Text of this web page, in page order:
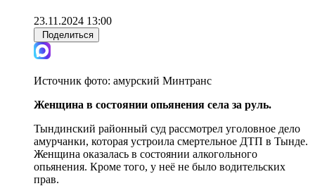
23.11.2024 13:00
Поделиться
Источник фото: амурский Минтранс
Женщина в состоянии опьянения села за руль.
Тындинский районный суд рассмотрел уголовное дело
амурчанки, которая устроила смертельное ДТП в Тынде.
Женщина оказалась в состоянии алкогольного
опьянения. Кроме того, у неё не было водительских
прав.